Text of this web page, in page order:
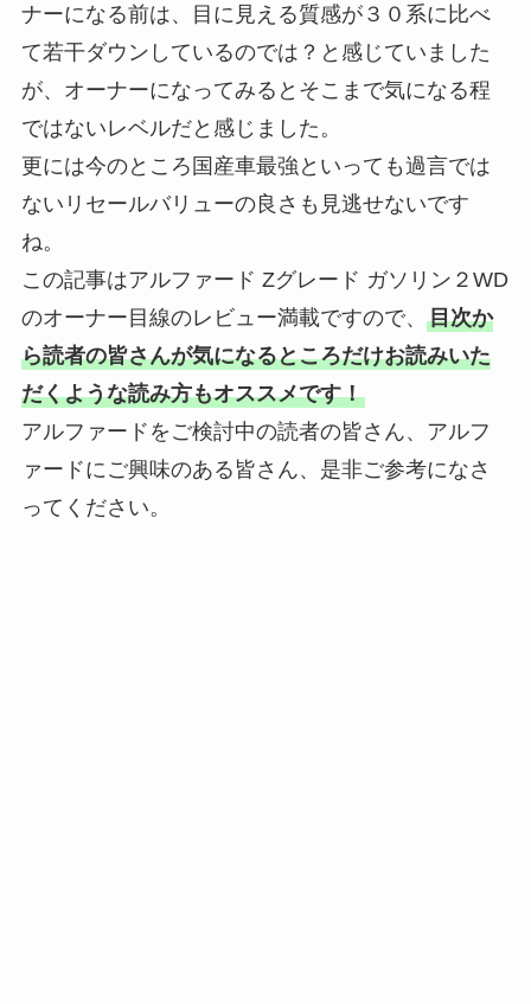
ナーになる前は、目に見える質感が３０系に比べ
て若干ダウンしているのでは？と感じていました
が、オーナーになってみるとそこまで気になる程
ではないレベルだと感じました。
更には今のところ国産車最強といっても過言では
ないリセールバリューの良さも見逃せないです
ね。
この記事はアルファード Zグレード ガソリン２WD
のオーナー目線のレビュー満載ですので、 目次か
ら読者の皆さんが気になるところだけお読みいた
だくような読み方もオススメです！
アルファードをご検討中の読者の皆さん、アルフ
ァードにご興味のある皆さん、是非ご参考になさ
ってください。